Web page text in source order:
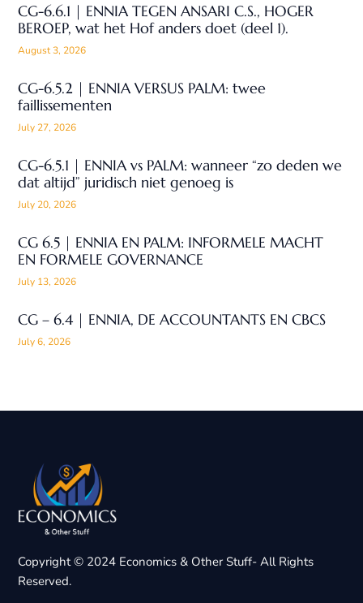
CG-6.6.1 | ENNIA TEGEN ANSARI C.S., HOGER
BEROEP, wat het Hof anders doet (deel 1).
August 3, 2026
CG-6.5.2 | ENNIA VERSUS PALM: twee
faillissementen
July 27, 2026
CG-6.5.1 | ENNIA vs PALM: wanneer “zo deden we
dat altijd” juridisch niet genoeg is
July 20, 2026
CG 6.5 | ENNIA EN PALM: INFORMELE MACHT
EN FORMELE GOVERNANCE
July 13, 2026
CG – 6.4 | ENNIA, DE ACCOUNTANTS EN CBCS
July 6, 2026
Copyright © 2024 Economics & Other Stuff- All Rights
Reserved.